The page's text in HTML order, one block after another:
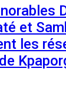
et
les